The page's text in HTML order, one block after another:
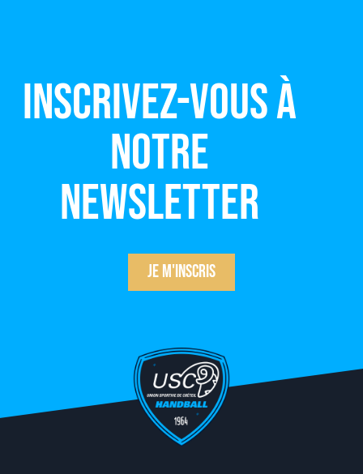
Inscrivez-vous à
notre
newsletter
Je m'inscris